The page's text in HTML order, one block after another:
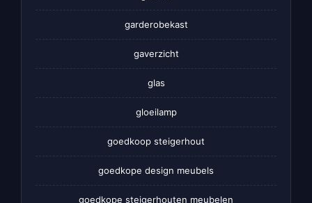
garderobekast
gaverzicht
glas
gloeilamp
goedkoop steigerhout
goedkope design meubels
goedkope steigerhouten meubelen